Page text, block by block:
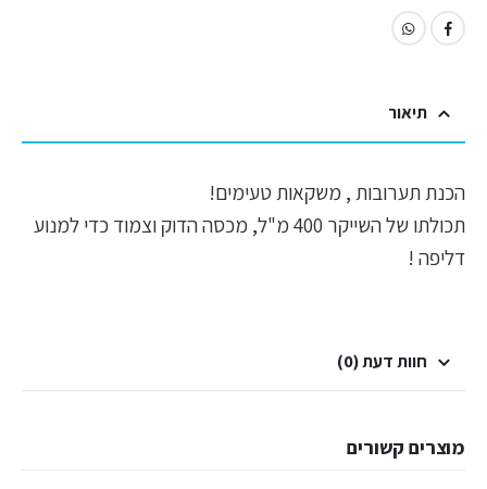
תיאור
הכנת תערובות , משקאות טעימים!
תכולתו של השייקר 400 מ"ל, מכסה הדוק וצמוד כדי למנוע
דליפה !
חוות דעת (0)
מוצרים קשורים